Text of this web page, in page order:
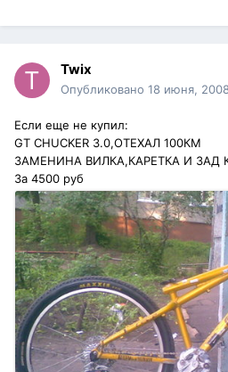
Twix
Опубликовано 18 июня,
Если еще не купил:
GT CHUCKER 3.0,ОТЕХАЛ 100КМ
ЗАМЕНИНА ВИЛКА,КАРЕТКА И ЗАД
За 4500 руб